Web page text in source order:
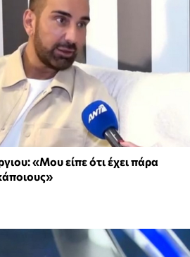
«Μου είπε ότι έχει πάρα